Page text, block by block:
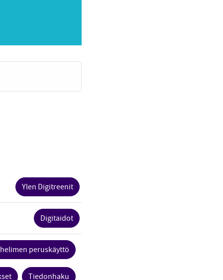
Ylen Digitreenit
Digitaidot
peruskäyttö
Tiedonhaku